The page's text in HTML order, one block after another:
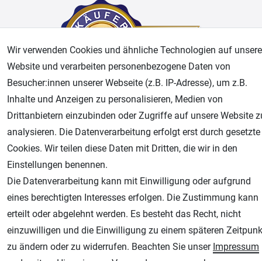
AGB Widerrufsrecht Datenschutz Impressum
Unsere weiteren Shops:
Airbrush-City
Fachhandel für: Airbrushpistolen, Kompressoren, Airbrushfarben
Modellbau-City
Modellbau Shop
Plotter-City
Schneideplotter, Transferpressen, Siebdruck und Plotterfolien
Wir verwenden Cookies und ähnliche Technologien auf
Website und verarbeiten personenbezogene Daten von
Besucher:innen unserer Webseite (z.B. IP-Adresse), um z.B.
Inhalte und Anzeigen zu personalisieren, Medien von
Drittanbietern einzubinden oder Zugriffe auf unsere Website
analysieren. Die Datenverarbeitung erfolgt erst durch gesetzte
Cookies. Wir teilen diese Daten mit Dritten, die wir in den
Einstellungen benennen.
Die Datenverarbeitung kann mit Einwilligung oder aufgrund
eines berechtigten Interesses erfolgen. Die Zustimmung kann
erteilt oder abgelehnt werden. Es besteht das Recht, nicht
einzuwilligen und die Einwilligung zu einem späteren
zu ändern oder zu widerrufen. Beachten Sie unser Impressum